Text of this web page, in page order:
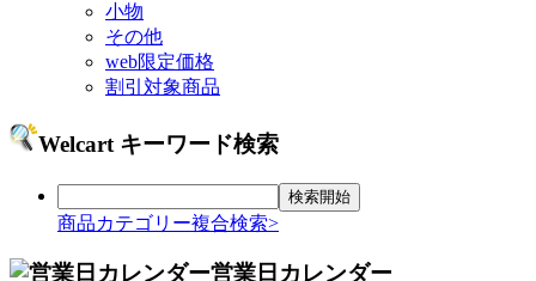
小物
その他
web限定価格
割引対象商品
Welcart キーワード検索
商品カテゴリー複合検索>
営業日カレンダー